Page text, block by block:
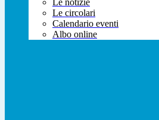
Le notizie
Le circolari
Calendario eventi
Albo online